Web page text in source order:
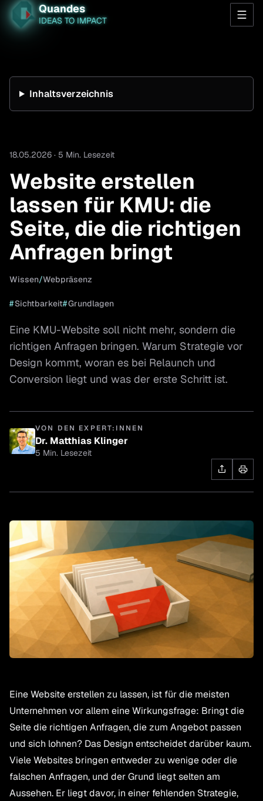
Quandes
IDEAS TO IMPACT
Inhaltsverzeichnis
18.05.2026 · 5 Min. Lesezeit
Website erstellen
lassen für KMU: die
Seite, die die richtigen
Anfragen bringt
Wissen/Webpräsenz
#Sichtbarkeit#Grundlagen
Eine KMU-Website soll nicht mehr, sondern die
richtigen Anfragen bringen. Warum Strategie vor
Design kommt, woran es bei Relaunch und
Conversion liegt und was der erste Schritt ist.
VON DEN EXPERT:INNEN
Dr. Matthias Klinger
5 Min. Lesezeit
Eine Website erstellen zu lassen, ist für die meisten
Unternehmen vor allem eine Wirkungsfrage: Bringt die
Seite die richtigen Anfragen, die zum Angebot passen
und sich lohnen? Das Design entscheidet darüber kaum.
Viele Websites bringen entweder zu wenige oder die
falschen Anfragen, und der Grund liegt selten am
Aussehen. Er liegt davor, in einer fehlenden Strategie,